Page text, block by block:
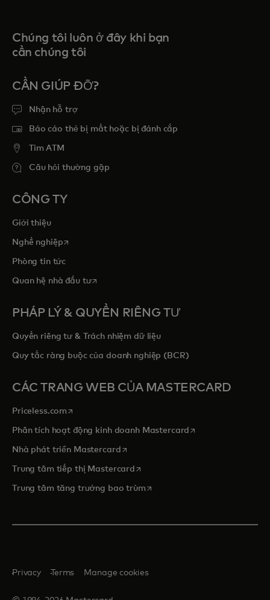
Chúng tôi luôn ở đây khi bạn
cần chúng tôi
CẦN GIÚP ĐỠ?
Nhận hỗ trợ
Báo cáo thẻ bị mất hoặc bị đánh cắp
Tim ATM
Câu hỏi thường gặp
CÔNG TY
Giới thiệu
Nghề nghiệpopens in a new tab
Phòng tin tức
Quan hệ nhà đầu tưopens in a new tab
PHÁP LÝ & QUYỀN RIÊNG TƯ
Quyền riêng tư & Trách nhiệm dữ liệu
Quy tắc ràng buộc của doanh nghiệp (BCR)
CÁC TRANG WEB CỦA MASTERCARD
Priceless.com opens in a new tab
Phân tích hoạt động kinh doanh Mastercard opens in a new tab
Nhà phát triển Mastercardopens in a new tab
Trung tâm tiếp thị Mastercardopens in a new tab
Trung tâm tăng trưởng bao trùmopens in a new tab
Privacy Terms Manage cookies